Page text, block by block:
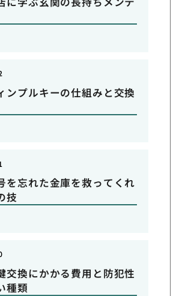
ンプルキーの仕組みと交換
を忘れた金庫を救ってくれ
技
交換にかかる費用と防犯性
種類